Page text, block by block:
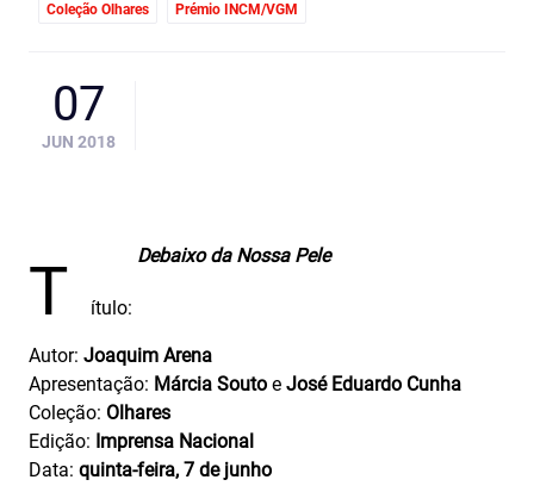
Coleção Olhares Prémio INCM/VGM
07
JUN 2018
T ítulo:
Debaixo da Nossa Pele
Autor: Joaquim Arena
Apresentação: Márcia Souto e José Eduardo Cunha
Coleção: Olhares
Edição: Imprensa Nacional
Data: quinta-feira, 7 de junho